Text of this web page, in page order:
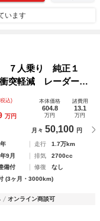
います
７人乗り 純正１
突軽減 レーダーク
ート 前席シート
ナーセンサー スマ
込)
万円
本体価格
604.8
万円
諸費用
13.1
万円
月々 50,100 円
走行
1.7万km
9月 排気
2700cc
備付 修復
なし
(3ヶ月・3000km)
オンライン商談可